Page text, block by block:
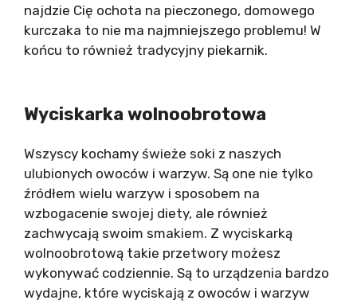
najdzie Cię ochota na pieczonego, domowego
kurczaka to nie ma najmniejszego problemu! W
końcu to również tradycyjny piekarnik.
Wyciskarka wolnoobrotowa
Wszyscy kochamy świeże soki z naszych
ulubionych owoców i warzyw. Są one nie tylko
źródłem wielu warzyw i sposobem na
wzbogacenie swojej diety, ale również
zachwycają swoim smakiem. Z wyciskarką
wolnoobrotową takie przetwory możesz
wykonywać codziennie. Są to urządzenia bardzo
wydajne, które wyciskają z owoców i warzyw